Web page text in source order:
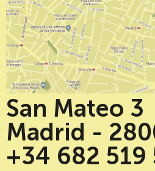
San Mateo 3
Madrid -
+34 682 519